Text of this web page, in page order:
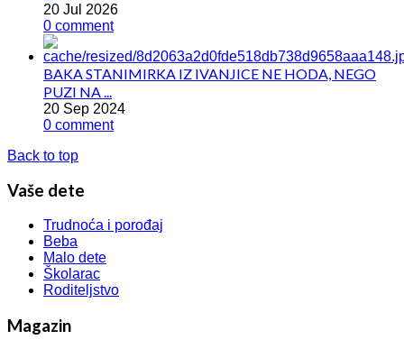
20 Jul 2026
0 comment
BAKA STANIMIRKA IZ IVANJICE NE HODA, NEGO
PUZI NA ...
20 Sep 2024
0 comment
Back to top
Vaše dete
Trudnoća i porođaj
Beba
Malo dete
Školarac
Roditeljstvo
Magazin